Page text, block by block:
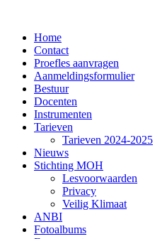
Home
Contact
Proefles aanvragen
Aanmeldingsformulier
Bestuur
Docenten
Instrumenten
Tarieven
Tarieven 2024-2025
Nieuws
Stichting MOH
Lesvoorwaarden
Privacy
Veilig Klimaat
ANBI
Fotoalbums